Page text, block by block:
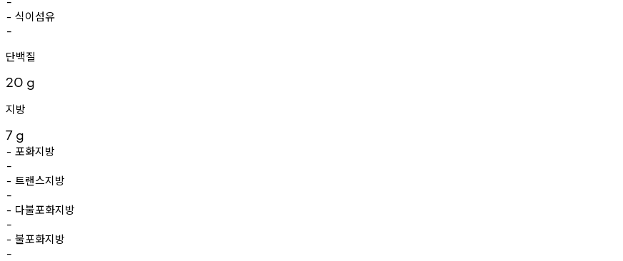
- 식이섬유
-
단백질
20 g
지방
7 g
- 포화지방
-
- 트랜스지방
-
- 다불포화지방
-
- 불포화지방
-